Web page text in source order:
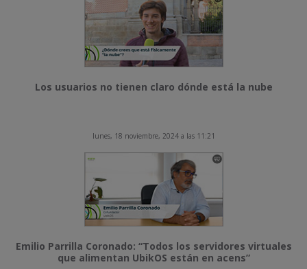
Los usuarios no tienen claro dónde está la nube
lunes, 18 noviembre, 2024 a las 11:21
Emilio Parrilla Coronado: “Todos los servidores virtuales
que alimentan UbikOS están en acens”